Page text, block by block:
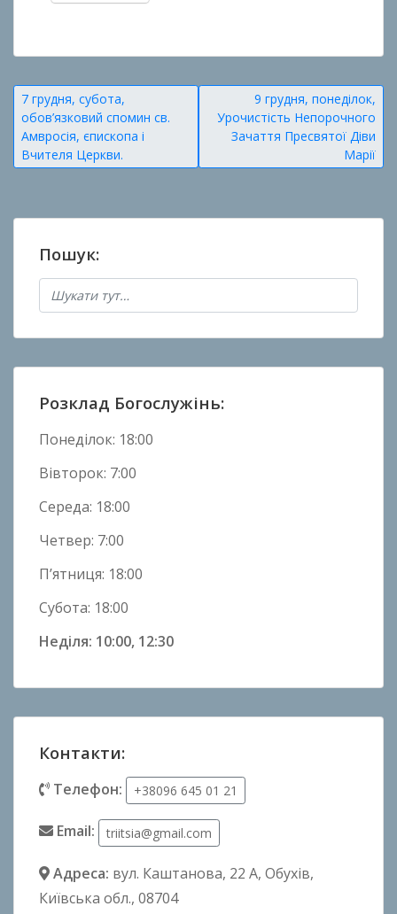
п
у
б
л
і
к
в
н
о
в
н
и
Навігація
записів
7 грудня, субота,
обов’язковий спомин св.
Амвросія, єпископа і
Вчителя Церкви.
9 грудня, понеділок,
Урочистість Непорочного
Зачаття Пресвятої Діви
Марії
Пошук:
Розклад Богослужінь:
Понеділок: 18:00
Вівторок: 7:00
Середа: 18:00
Четвер: 7:00
П’ятниця: 18:00
Субота: 18:00
Неділя: 10:00, 12:30
Контакти:
Телефон: +38096 645 01 21
Email: triitsia@gmail.com
Адреса: вул. Каштанова, 22 А, Обухів,
Київська обл., 08704